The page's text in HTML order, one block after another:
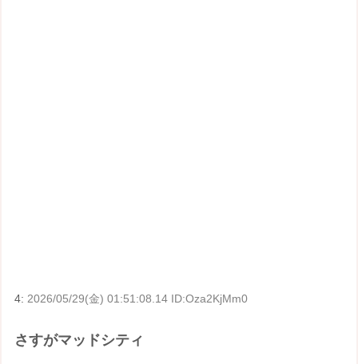
4:2026/05/29(金) 01:51:08.14 ID:Oza2KjMm0
さすがマッドシティ